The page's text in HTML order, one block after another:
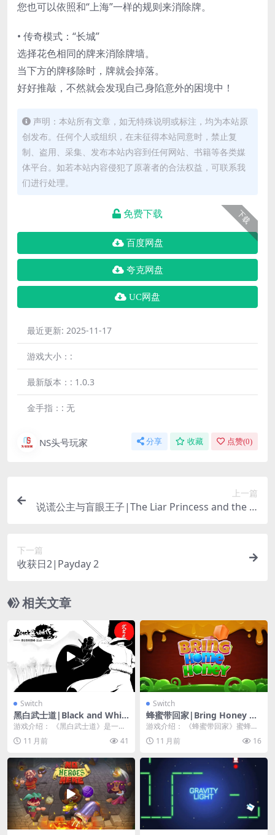
您也可以依照和“上海”一样的规则来消除牌。
• 传奇模式：“长城”
选择花色相同的牌来消除牌墙。
当下方的牌移除时，牌就会掉落。
好好推敲，不然就会发现自己身陷意外的困境中！
声明：本站所有文章，如无特殊说明或标注，均为本站原
创发布。任何个人或组织，在未征得本站同意时，禁止复
制、盗用、采集、发布本站内容到任何网站、书籍等各类媒
体平台。如若本站内容侵犯了原著者的合法权益，可联系我
们进行处理。
下载
免费下载
百度网盘
夸克网盘
UC网盘
最近更新: 2025-11-17
游戏大小：:
最新版本：: 1.0.3
金手指：: 无
NS头号玩家 分享 收藏 点赞(0)
上一篇
说谎公主与盲眼王子|The Liar Princess and the Bl
下一篇
收获日2|Payday 2
相关文章
Switch
黑白武士道|Black and Whit
e Bushido中文
游戏介绍： 《黑白武士道》是一款
隐形的多人格斗游戏，非常适合沙
发合作。 在多个竞...
11 月前 41
Switch
蜂蜜带回家|Bring Honey Ho
me
游戏介绍： 《蜂蜜带回家》蜜蜂需
要你的帮助来填满蜂巢！像蜜蜂一
样忙碌，用甜蜜的蜂...
11 月前 16